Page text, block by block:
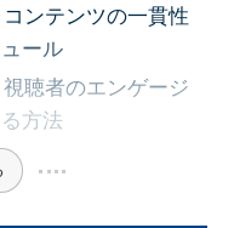
ンテンツの一貫性
ール
聴者のエンゲージ
方法